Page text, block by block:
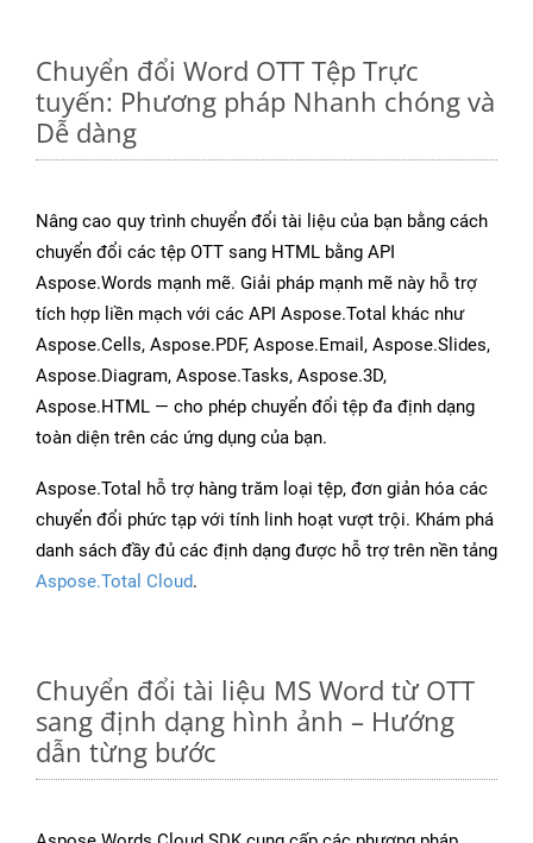
Chuyển đổi Word OTT Tệp Trực
tuyến: Phương pháp Nhanh chóng và
Dễ dàng
Nâng cao quy trình chuyển đổi tài liệu của bạn bằng cách
chuyển đổi các tệp OTT sang HTML bằng API
Aspose.Words mạnh mẽ. Giải pháp mạnh mẽ này hỗ trợ
tích hợp liền mạch với các API Aspose.Total khác như
Aspose.Cells, Aspose.PDF, Aspose.Email, Aspose.Slides,
Aspose.Diagram, Aspose.Tasks, Aspose.3D,
Aspose.HTML — cho phép chuyển đổi tệp đa định dạng
toàn diện trên các ứng dụng của bạn.
Aspose.Total hỗ trợ hàng trăm loại tệp, đơn giản hóa các
chuyển đổi phức tạp với tính linh hoạt vượt trội. Khám phá
danh sách đầy đủ các định dạng được hỗ trợ trên nền tảng
Aspose.Total Cloud.
Chuyển đổi tài liệu MS Word từ OTT
sang định dạng hình ảnh – Hướng
dẫn từng bước